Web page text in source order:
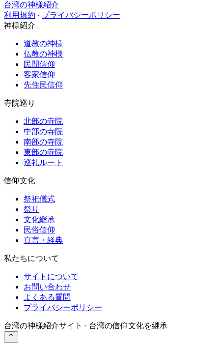
台湾の神様紹介
利用規約 · プライバシーポリシー
神様紹介
道教の神様
仏教の神様
民間信仰
客家信仰
先住民信仰
寺院巡り
北部の寺院
中部の寺院
南部の寺院
東部の寺院
巡礼ルート
信仰文化
祭祀儀式
祭り
文化継承
民俗信仰
真言・経典
私たちについて
サイトについて
お問い合わせ
よくある質問
プライバシーポリシー
台湾の神様紹介サイト · 台湾の信仰文化を継承